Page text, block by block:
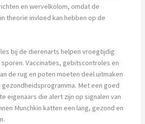
en wervelkolom, omdat de
theorie invloed kan hebben op de
bij de dierenarts helpen vroegtijdig
Vaccinaties, gebitscontroles en
de rug en poten moeten deel uitmaken
Met een goed
eigenaars die alert zijn op signalen van
Munchkin katten een lang, gezond en